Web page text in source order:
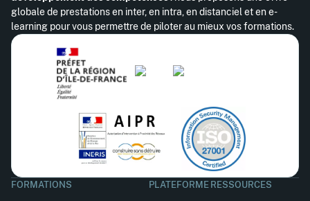
globale de prestations en inter, en intra, en distanciel et en e-
learning pour vous permettre de piloter au mieux vos formations.
FORMATIONS PLATEFORME RESSOURCES